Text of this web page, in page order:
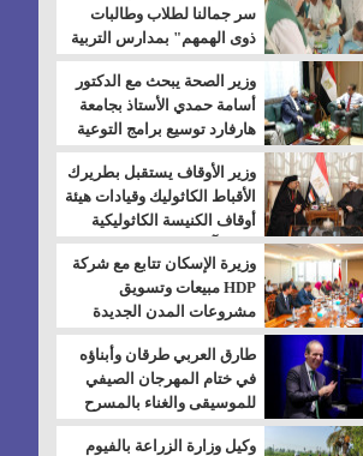
سر جمالنا لطلاب وطالبات
ذوى الهمهم" بمدارس التربية
الخاصة بالسويس
وزير الصحة يبحث مع الدكتور
أسامة حمدي الأستاذ بجامعة
هارفارد توسيع برامج التوعية
بمرض السكري
وزير الأوقاف يستقبل بطريرك
الأقباط الكاثوليك وقيادات هيئة
أوقاف الكنيسة الكاثوليكية
لبحث آفاق التعاون المشترك
وزيرة الإسكان تتابع مع شركة
HDP مبيعات وتسويق
مشروعات المدن الجديدة
طارق العربي طرقان وأبناؤه
في ختام المهرجان الصيفي
للموسيقى والغناء بالمسرح
المكشوف
وكيل وزارة الزراعة بالفيوم